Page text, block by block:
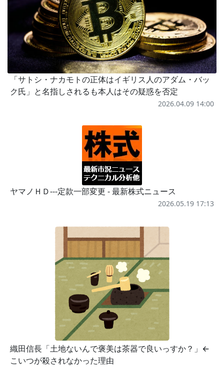
「サトシ・ナカモトの正体はイギリス人のアダム・バッ
ク氏」と名指しされるも本人はその疑惑を否定
2026.04.09 14:00
ヤマノＨＤ---定款一部変更 - 最新株式ニュース
2026.05.19 17:13
織田信長「土地ないんで褒美は茶器で良いっすか？」←
こいつが殺されなかった理由